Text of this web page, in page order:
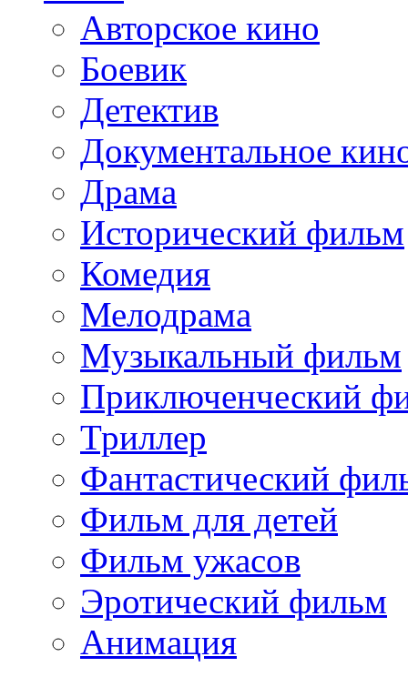
Авторское кино
Боевик
Детектив
Документальное
Драма
Исторический фильм
Комедия
Мелодрама
Музыкальный фильм
Приключенческий
Триллер
Фантастический
Фильм для детей
Фильм ужасов
Эротический фильм
Анимация